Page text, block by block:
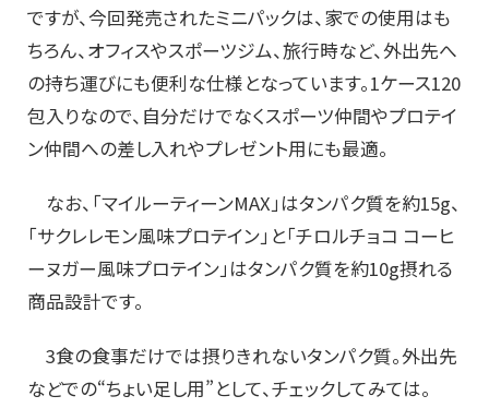
ですが、今回発売されたミニパックは、家での使用はも
ちろん、オフィスやスポーツジム、旅行時など、外出先へ
の持ち運びにも便利な仕様となっています。1ケース120
包入りなので、自分だけでなくスポーツ仲間やプロテイ
ン仲間への差し入れやプレゼント用にも最適。
なお、「マイルーティーンMAX」はタンパク質を約15g、
「サクレレモン風味プロテイン」と「チロルチョコ コーヒ
ーヌガー風味プロテイン」はタンパク質を約10g摂れる
商品設計です。
3食の食事だけでは摂りきれないタンパク質。外出先
などでの“ちょい足し用”として、チェックしてみては。